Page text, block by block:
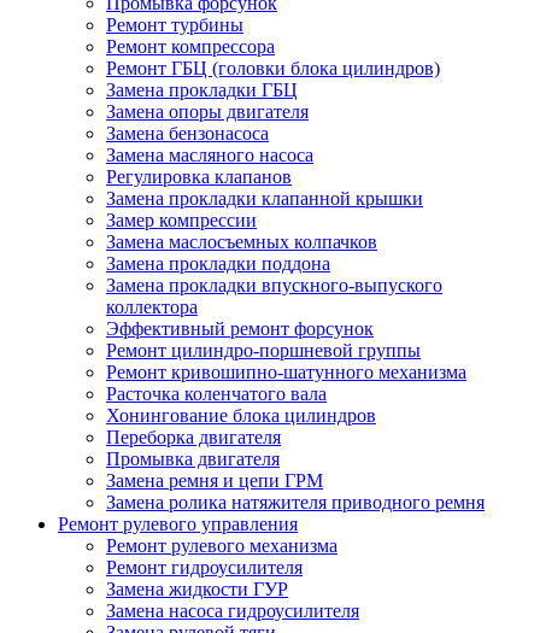
Ремонт турбины
Ремонт компрессора
Ремонт ГБЦ (головки блока цилиндров)
Замена прокладки ГБЦ
Замена опоры двигателя
Замена бензонасоса
Замена масляного насоса
Регулировка клапанов
Замена прокладки клапанной крышки
Замер компрессии
Замена маслосъемных колпачков
Замена прокладки поддона
Замена прокладки впускного-выпуского
коллектора
Эффективный ремонт форсунок
Ремонт цилиндро-поршневой группы
Ремонт кривошипно-шатунного механизма
Расточка коленчатого вала
Хонингование блока цилиндров
Переборка двигателя
Промывка двигателя
Замена ремня и цепи ГРМ
Замена ролика натяжителя приводного ремня
Ремонт рулевого управления
Ремонт рулевого механизма
Ремонт гидроусилителя
Замена жидкости ГУР
Замена насоса гидроусилителя